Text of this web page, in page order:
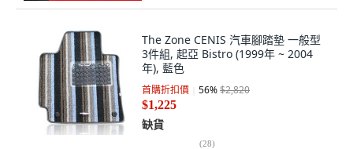
The Zone CENIS 汽車腳踏墊 一般型
3件組, 起亞 Bistro (1999年 ~ 2004
年), 藍色
首購折扣價 56%$2,820
$1,225
缺貨
(28)